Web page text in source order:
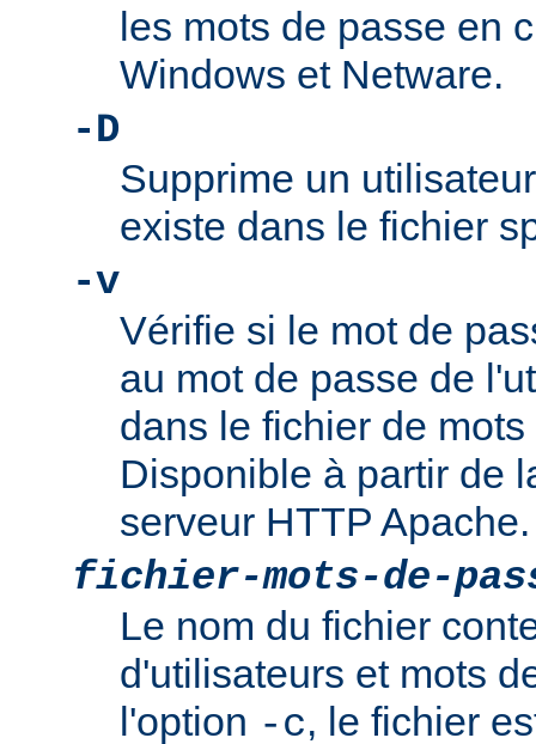
les mots de passe en
Windows et Netware.
-D
Supprime un
existe dans le fichier
-v
Vérifie si le mot de
au mot de passe de
dans le fichier de
Disponible à partir de
serveur HTTP Apache.
fichier-mots-de-
Le nom du fichier
d'utilisateurs et mots
l'option -c, le fichier